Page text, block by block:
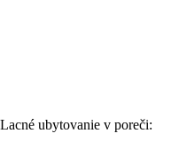
Lacné ubytovanie v poreči: